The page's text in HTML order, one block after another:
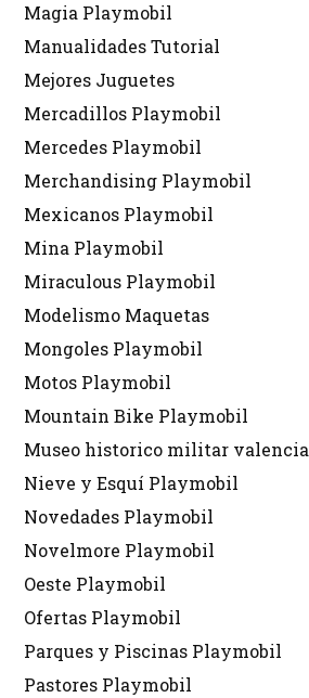
Magia Playmobil
Manualidades Tutorial
Mejores Juguetes
Mercadillos Playmobil
Mercedes Playmobil
Merchandising Playmobil
Mexicanos Playmobil
Mina Playmobil
Miraculous Playmobil
Modelismo Maquetas
Mongoles Playmobil
Motos Playmobil
Mountain Bike Playmobil
Museo historico militar valencia
Nieve y Esquí Playmobil
Novedades Playmobil
Novelmore Playmobil
Oeste Playmobil
Ofertas Playmobil
Parques y Piscinas Playmobil
Pastores Playmobil